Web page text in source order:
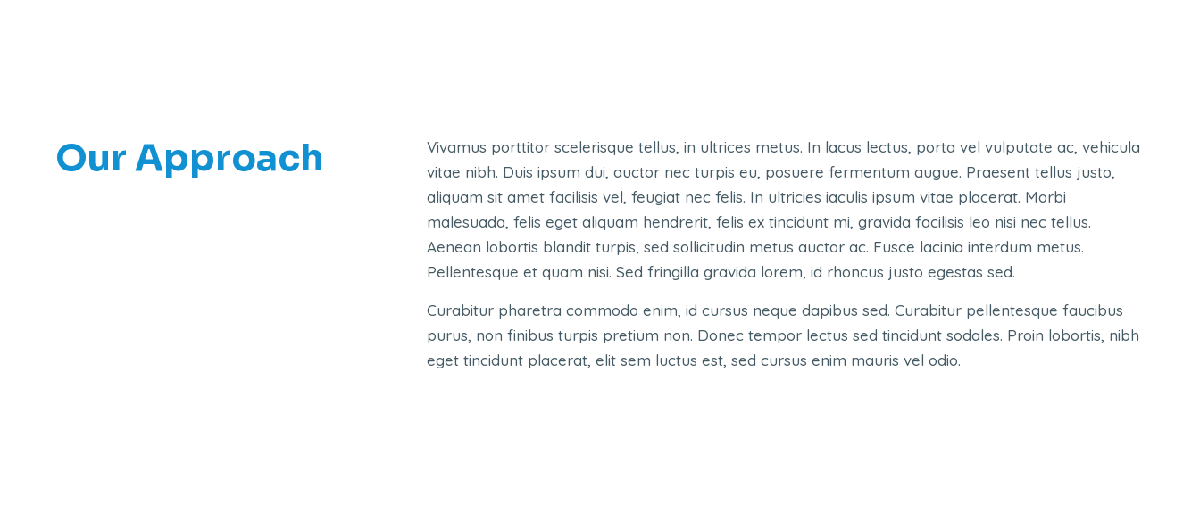
Our Approach
Vivamus porttitor scelerisque tellus, in ultrices metus. In lacus lectus, porta vel vulputate ac, vehicula
vitae nibh. Duis ipsum dui, auctor nec turpis eu, posuere fermentum augue. Praesent tellus justo,
aliquam sit amet facilisis vel, feugiat nec felis. In ultricies iaculis ipsum vitae placerat. Morbi
malesuada, felis eget aliquam hendrerit, felis ex tincidunt mi, gravida facilisis leo nisi nec tellus.
Aenean lobortis blandit turpis, sed sollicitudin metus auctor ac. Fusce lacinia interdum metus.
Pellentesque et quam nisi. Sed fringilla gravida lorem, id rhoncus justo egestas sed.
Curabitur pharetra commodo enim, id cursus neque dapibus sed. Curabitur pellentesque faucibus
purus, non finibus turpis pretium non. Donec tempor lectus sed tincidunt sodales. Proin lobortis, nibh
eget tincidunt placerat, elit sem luctus est, sed cursus enim mauris vel odio.